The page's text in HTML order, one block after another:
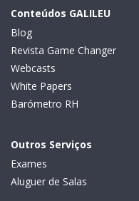
Conteúdos GALILEU
Blog
Revista Game Changer
Webcasts
White Papers
Barómetro RH
Outros Serviços
Exames
Aluguer de Salas